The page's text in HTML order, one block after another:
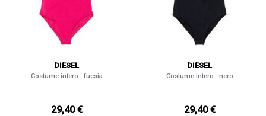
DIESEL
Costume intero . fucsia
29,40 €
DIESEL
Costume intero . nero
29,40 €